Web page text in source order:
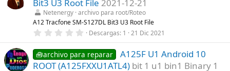
s
t
r
e
l
a
(
s
Bit3 U3 Root File 2021-12-21
Netenergy archivo para root/Roteo
A12 Tracfone SM-S127DL Bit3 U3 Root File
0
0
0
e
s
Descargas 1 21 Dic 2021
🧰archivo para reparar
A125F U1 Android 10
ROOT (A125FXXU1ATL4) bit 1 u1 bin1 Binary 1